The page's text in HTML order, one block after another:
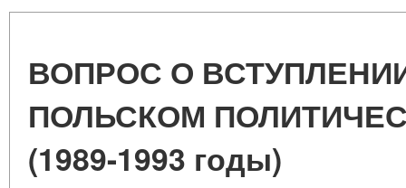
ВОПРОС О
ПОЛЬСКОМ
(1989-1993 годы)